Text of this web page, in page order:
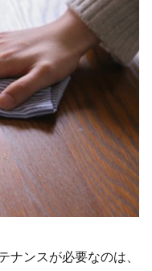
ナンスが必要なのは、